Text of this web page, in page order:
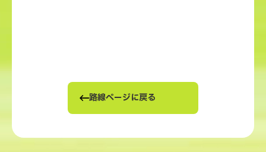
路線ページに戻る